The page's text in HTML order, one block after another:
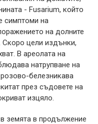
- Fusarium, който
симптоми на
на долните
Скоро цели издънки,
В ареолата на
натрупване на
белезникава
през съдовете на
изцяло.
земята в продължение